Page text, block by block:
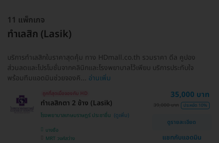
11 แพ็กเกจ
ทำเลสิก (Lasik)
บริการทำเลสิกในราคาสุดคุ้ม ทาง HDmall.co.th รวมราคา ดีล คูปอง
ส่วนลดและโปรโมชั่นจากคลินิกและโรงพยาบาลไว้เพียบ บริการประทับใจ
พร้อมทีมแอดมินช่วยจองคิ... อ่านเพิ่ม
ถูกที่สุดเมื่อจองกับ HD
ทำเลสิกตา 2 ข้าง (Lasik)
โรงพยาบาลเกษมราษฎร์ ประชาชื่น
บางซื่อ
MRT วงศ์สว่าง
35,000 บาท
39,000 บาท ประหยัด 10%
ดูรายละเอียด
แชทกับแอดมิน